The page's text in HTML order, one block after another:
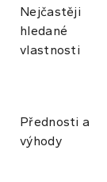
Nejčastěji
hledané
vlastnosti
Přednosti a
výhody